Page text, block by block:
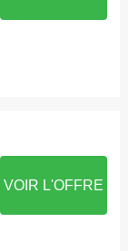
VOIR L'OFFRE